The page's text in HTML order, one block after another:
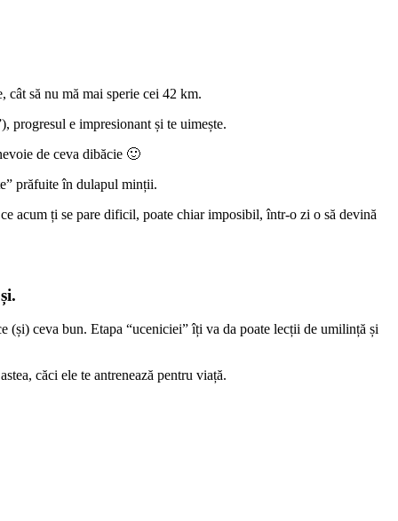
cât să nu mă mai sperie cei 42 km.
progresul e impresionant și te uimește.
de ceva dibăcie 🙂
prăfuite în dulapul minții.
acum ți se pare dificil, poate chiar imposibil, într-o zi o să devină
(și) ceva bun. Etapa “uceniciei” îți va da poate lecții de umilință și
căci ele te antrenează pentru viață.